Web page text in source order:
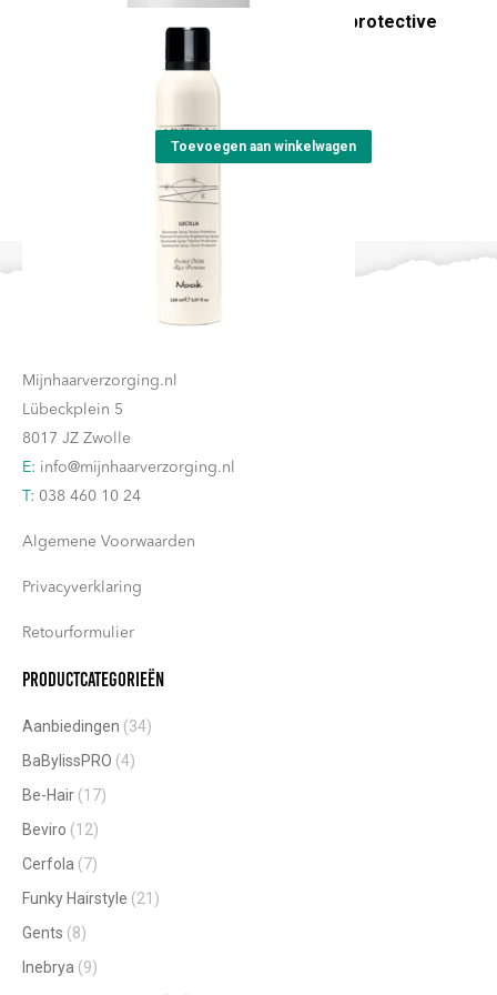
Artisan Lucilla thermal protective
brightening spray
€ 23,15
Toevoegen aan winkelwagen
Mijnhaarverzorging.nl
Lübeckplein 5
8017 JZ Zwolle
E: info@mijnhaarverzorging.nl
T: 038 460 10 24
Algemene Voorwaarden
Privacyverklaring
Retourformulier
Productcategorieën
Aanbiedingen (34)
BaBylissPRO (4)
Be-Hair (17)
Beviro (12)
Cerfola (7)
Funky Hairstyle (21)
Gents (8)
Inebrya (9)